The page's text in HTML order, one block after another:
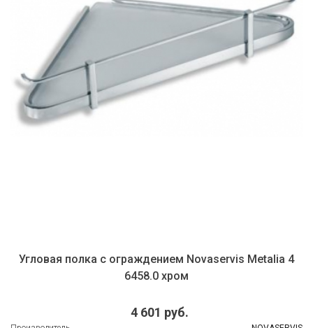
Угловая полка с ограждением Novaservis Metalia 4
6458.0 хром
4 601 руб.